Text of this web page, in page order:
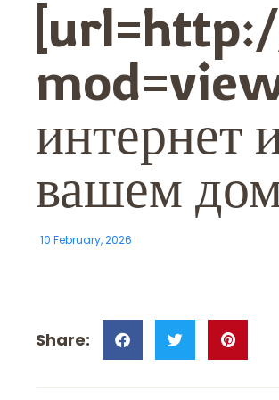
интернет
вашем
10 February, 2026